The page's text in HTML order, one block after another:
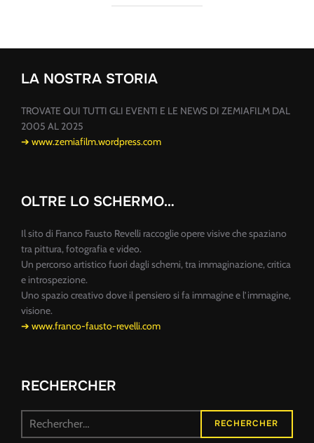
LA NOSTRA STORIA
TROVATE QUI TUTTI GLI EVENTI E LE NEWS DI ZEMIAFILM DAL
2005 AL 2025
➔ www.zemiafilm.wordpress.com
OLTRE LO SCHERMO…
Il sito di Franco Fausto Revelli raccoglie opere visive che spaziano
tra pittura, fotografia e video.
Un percorso artistico fuori dagli schemi, tra immaginazione, critica
e introspezione.
Uno spazio creativo dove il pensiero si fa immagine e l’immagine,
visione.
➔ www.franco-fausto-revelli.com
RECHERCHER
Recherche
RECHERCHER